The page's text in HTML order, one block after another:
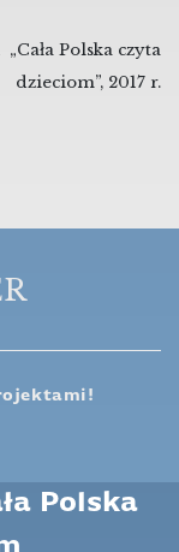
Polska czyta
dzieciom”, 2017 r.
Polska